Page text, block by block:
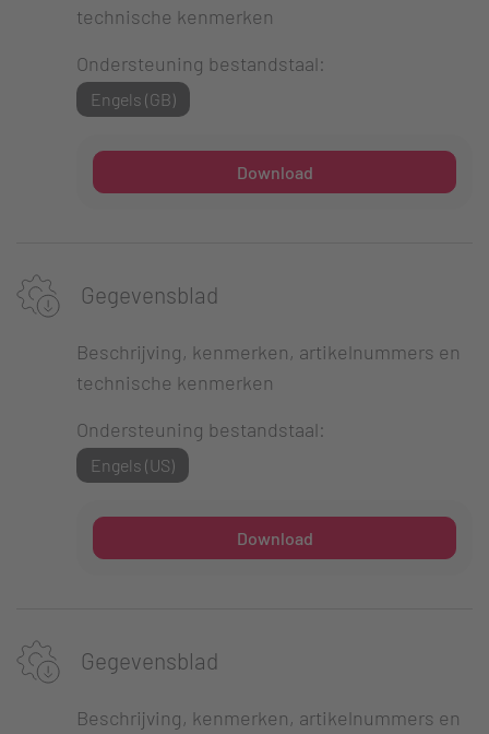
technische kenmerken
Ondersteuning bestandstaal:
Engels (GB)
Download
Gegevensblad
Beschrijving, kenmerken, artikelnummers en
technische kenmerken
Ondersteuning bestandstaal:
Engels (US)
Download
Gegevensblad
Beschrijving, kenmerken, artikelnummers en